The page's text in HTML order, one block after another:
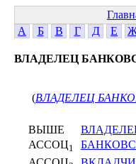
А
Б В Г Д Е
ВЛАДЕЛЕЦ
(ВЛАДЕЛЕЦ
ВЫШЕ
АССОЦ1